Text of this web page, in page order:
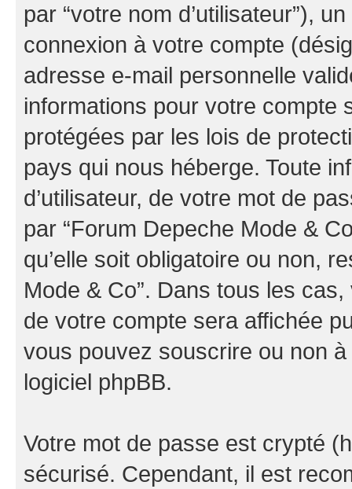
par “votre nom d’utilisateur”),
connexion à votre compte
adresse e-mail personnelle
informations pour votre compte
protégées par les lois de
pays qui nous héberge. Toute
d’utilisateur, de votre mot de
par “Forum Depeche Mode &
qu’elle soit obligatoire ou non,
Mode & Co”. Dans tous les
de votre compte sera affichée
vous pouvez souscrire ou non à
logiciel phpBB.
Votre mot de passe est crypté
sécurisé. Cependant, il est